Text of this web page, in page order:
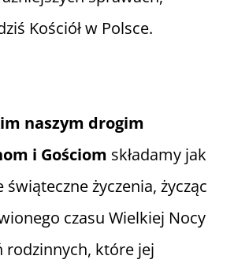
Kościół w Polsce.
naszym drogim
i Gościom składamy jak
świąteczne życzenia, życząc
czasu Wielkiej Nocy
rodzinnych, które jej